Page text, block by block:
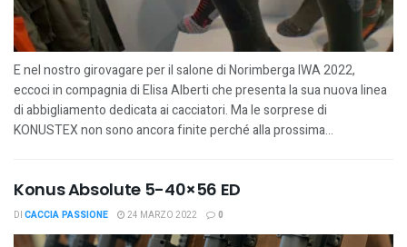
E nel nostro girovagare per il salone di Norimberga IWA 2022,
eccoci in compagnia di Elisa Alberti che presenta la sua nuova linea
di abbigliamento dedicata ai cacciatori. Ma le sorprese di
KONUSTEX non sono ancora finite perché alla prossima...
Konus Absolute 5-40×56 ED
DI CACCIA PASSIONE 24 MARZO 2022 0